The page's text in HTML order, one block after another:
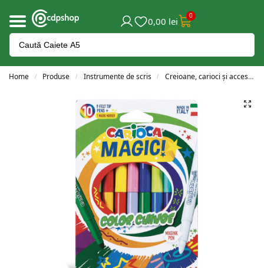
0,00 lei 0
Home / Produse / Instrumente de scris / Creioane, carioci și accesorii